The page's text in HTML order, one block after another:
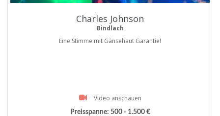
Charles Johnson
Bindlach
Eine Stimme mit Gänsehaut Garantie!
Video anschauen
Preisspanne: 500 - 1.500 €